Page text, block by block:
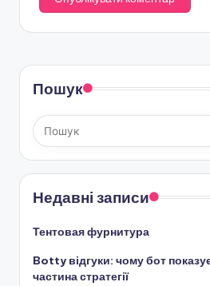
Пошук
Недавні записи
Тентовая фурнитура
Botty відгуки: чому бот
частина стратегії